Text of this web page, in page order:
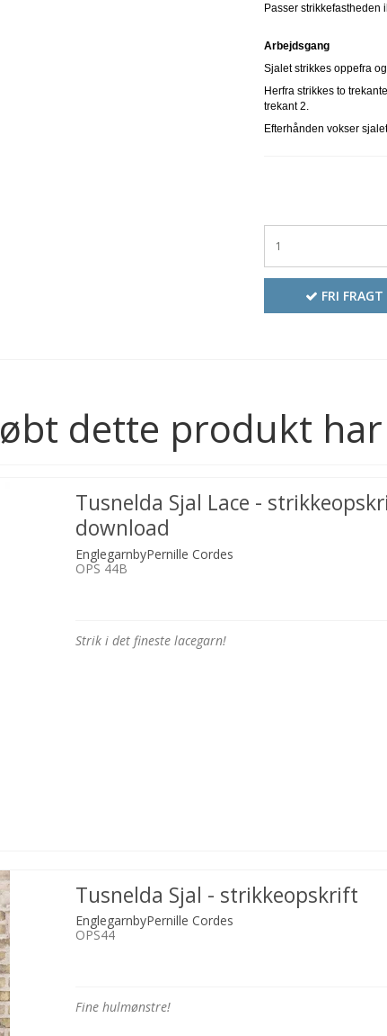
Passer strikkefastheden
Arbejdsgang
Sjalet strikkes oppefra
Herfra strikkes to
trekant 2.
Efterhånden vokser
FRI
dette produkt
Tusnelda Sjal Lace -
download
EnglegarnbyPernille Cordes
OPS 44B
Strik i det fineste lacegarn!
Tusnelda Sjal - strikkeopskrift
EnglegarnbyPernille Cordes
OPS44
Fine hulmønstre!